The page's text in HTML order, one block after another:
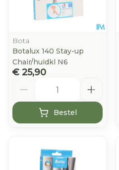
Bota
Botalux 140 Stay-up
Chair/huidkl N6
€ 25,90
Bestel